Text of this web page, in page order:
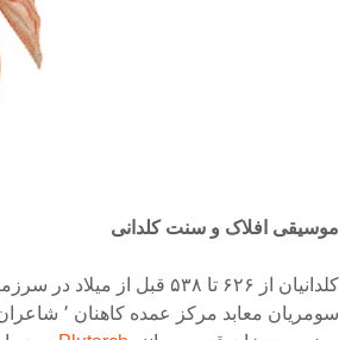
موسیقی افلاک و سنت کلدانی
کلدانیان از ۶۲۶ تا ۵۳۸